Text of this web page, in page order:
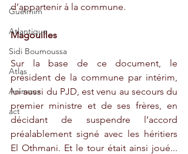
Guelmim
Atlantique
Sidi Boumoussa
Atlas
Animaux
act
d’appartenir à la commune.
Magouilles
Sur la base de ce document, le
président de la commune par intérim,
lui aussi du PJD, est venu au secours du
premier ministre et de ses frères, en
décidant de suspendre l’accord
préalablement signé avec les héritiers
El Othmani. Et le tour était ainsi joué...